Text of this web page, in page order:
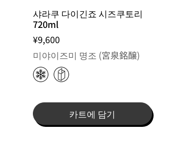
샤라쿠 다이긴죠 시즈쿠토리
720ml
¥9,600
미야이즈미 명조 (宮泉銘醸)
카트에 담기